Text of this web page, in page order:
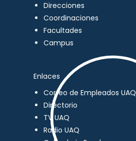
Direcciones
Coordinaciones
Facultades
Campus
Enlaces
Correo de Empleados UAQ
Directorio
TV UAQ
Radio UAQ